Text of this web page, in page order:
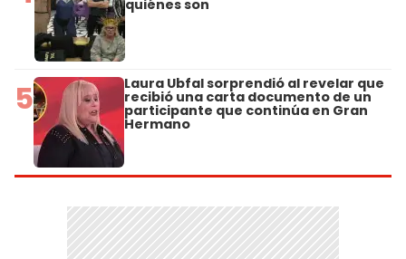
quiénes son
5 Laura Ubfal sorprendió al revelar que
recibió una carta documento de un
participante que continúa en Gran
Hermano